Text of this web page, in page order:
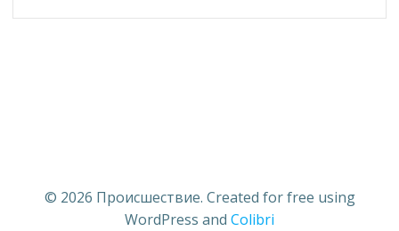
© 2026 Происшествие. Created for free using
WordPress and Colibri